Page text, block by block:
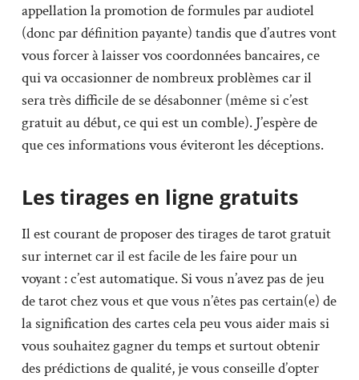
appellation la promotion de formules par audiotel
(donc par définition payante) tandis que d’autres vont
vous forcer à laisser vos coordonnées bancaires, ce
qui va occasionner de nombreux problèmes car il
sera très difficile de se désabonner (même si c’est
gratuit au début, ce qui est un comble). J’espère de
que ces informations vous éviteront les déceptions.
Les tirages en ligne gratuits
Il est courant de proposer des tirages de tarot gratuit
sur internet car il est facile de les faire pour un
voyant : c’est automatique. Si vous n’avez pas de jeu
de tarot chez vous et que vous n’êtes pas certain(e) de
la signification des cartes cela peu vous aider mais si
vous souhaitez gagner du temps et surtout obtenir
des prédictions de qualité, je vous conseille d’opter